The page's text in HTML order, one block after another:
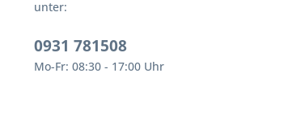
unter:
0931 781508
Mo-Fr: 08:30 - 17:00 Uhr